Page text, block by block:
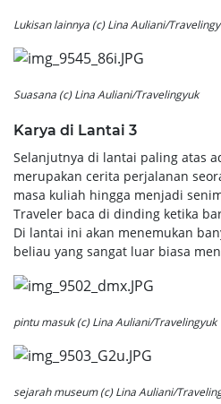
Lukisan lainnya (c) Lina Auliani/
Suasana (c) Lina Auliani/Travelingyuk
Karya di Lantai 3
Selanjutnya di lantai paling atas
merupakan cerita perjalanan
masa kuliah hingga menjadi
Traveler baca di dinding ketika
Di lantai ini akan menemukan
beliau yang sangat luar biasa
pintu masuk (c) Lina Auliani/Travelingyuk
sejarah museum (c) Lina Auliani/